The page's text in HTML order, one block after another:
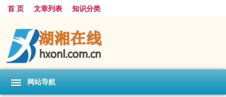
首 页 文章列表 知识分类
网站导航